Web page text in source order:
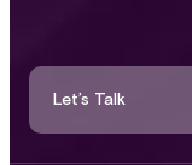
Let’s Talk